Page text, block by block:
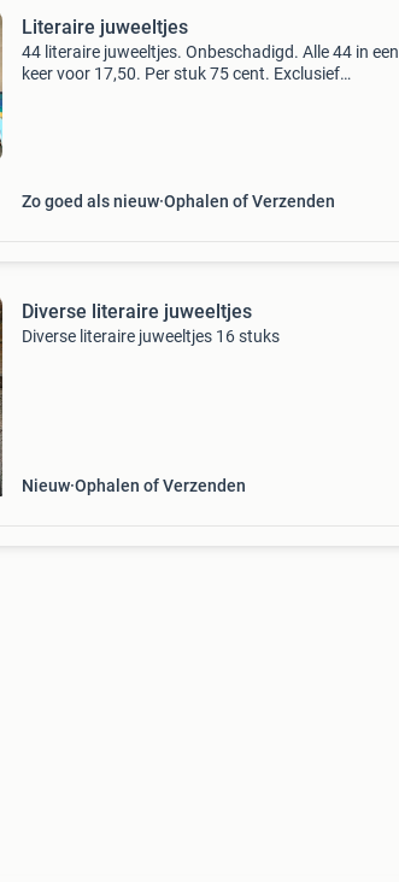
Literaire juweeltjes
44 literaire juweeltjes. Onbeschadigd. Alle 44 in een
keer voor 17,50. Per stuk 75 cent. Exclusief
Zo goed als nieuw Ophalen of Verzenden
Diverse literaire juweeltjes
Diverse literaire juweeltjes 16 stuks
Nieuw Ophalen of Verzenden